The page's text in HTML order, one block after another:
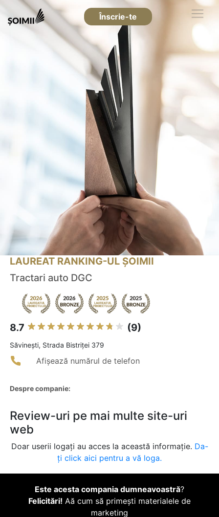
Înscrie-te
LAUREAT RANKING-UL ȘOIMII
Tractari auto DGC
8.7 (9)
Săvineşti, Strada Bistriței 379
Afișează numărul de telefon
Despre companie:
Review-uri pe mai multe site-uri
web
Doar userii logați au acces la această informație. Da-
ți click aici pentru a vă loga.
Este acesta compania dumneavoastră?
Felicitări! Aă cum să primești materialele de
marketing